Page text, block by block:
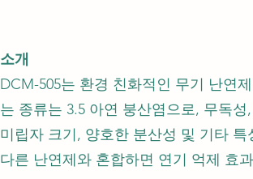
소개
DCM-505는 환경 친화적인 무기 난연
는 종류는 3.5 아연 붕산염으로, 무독
미립자 크기, 양호한 분산성 및 기타 특
다른 난연제와 혼합하면 연기 억제 효